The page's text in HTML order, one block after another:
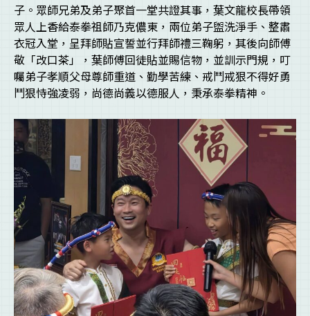
子。眾師兄弟及弟子聚首一堂共證其事，葉文龍校長帶領
眾人上香給泰拳祖師乃克儂東，兩位弟子盥洗淨手、整肅
衣冠入堂，呈拜師貼宣誓並行拜師禮三鞠躬，其後向師傅
敬「改口茶」，葉師傅回徒貼並賜信物，並訓示門規，叮
囑弟子孝順父母尊師重道、勤學苦練、戒鬥戒狠不得好勇
鬥狠恃強凌弱，尚德尚義以德服人，秉承泰拳精神。